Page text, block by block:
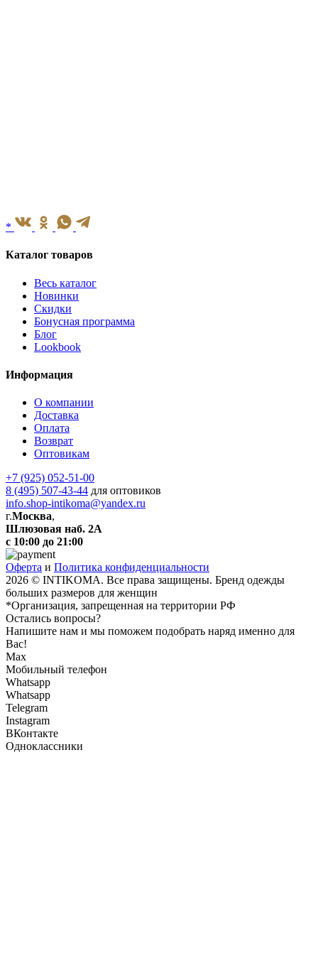
*
Каталог товаров
Весь каталог
Новинки
Скидки
Бонусная программа
Блог
Lookbook
Информация
О компании
Доставка
Оплата
Возврат
Оптовикам
+7 (925) 052-51-00
8 (495) 507-43-44 для оптовиков
info.shop-intikoma@yandex.ru
г.Москва,
Шлюзовая наб. 2А
с 10:00 до 21:00
Оферта и Политика конфиденциальности
2026 © INTIKOMA. Все права защищены. Бренд одежды
больших размеров для женщин
*Организация, запрещенная на территории РФ
Остались вопросы?
Напишите нам и мы поможем подобрать наряд именно для
Вас!
Max
Мобильный телефон
Whatsapp
Whatsapp
Telegram
Instagram
ВКонтакте
Одноклассники